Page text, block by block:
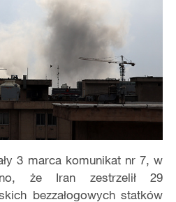
3 marca komunikat nr 7, w
że Iran zestrzelił 29
bezzałogowych statków